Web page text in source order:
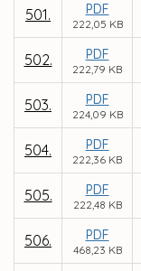
501. PDF
222,05 KB
502. PDF
222,79 KB
503. PDF
224,09 KB
504. PDF
222,36 KB
505. PDF
222,48 KB
506. PDF
468,23 KB